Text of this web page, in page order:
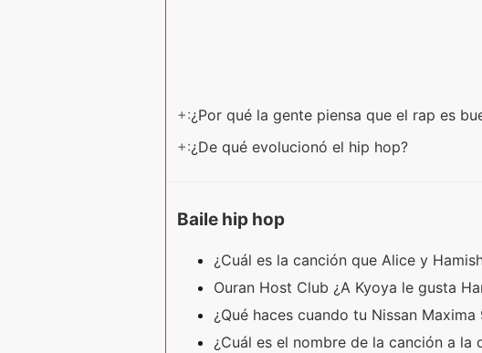
+:¿Por qué la gente piensa que el rap es
+:¿De qué evolucionó el hip hop?
Baile hip hop
¿Cuál es la canción que Alice y
Ouran Host Club ¿A Kyoya le gusta
¿Qué haces cuando tu Nissan
¿Cuál es el nombre de la canción a